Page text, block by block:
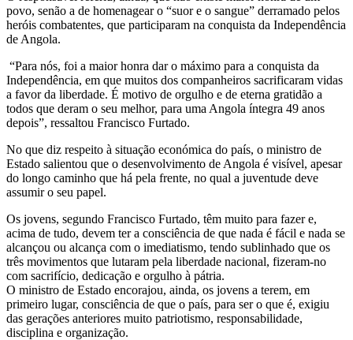
povo, senão a de homenagear o “suor e o sangue” derramado pelos
heróis combatentes, que participaram na conquista da Independência
de Angola.
“Para nós, foi a maior honra dar o máximo para a conquista da
Independência, em que muitos dos companheiros sacrificaram vidas
a favor da liberdade. É motivo de orgulho e de eterna gratidão a
todos que deram o seu melhor, para uma Angola íntegra 49 anos
depois”, ressaltou Francisco Furtado.
No que diz respeito à situação económica do país, o ministro de
Estado salientou que o desenvolvimento de Angola é visível, apesar
do longo caminho que há pela frente, no qual a juventude deve
assumir o seu papel.
Os jovens, segundo Francisco Furtado, têm muito para fazer e,
acima de tudo, devem ter a consciência de que nada é fácil e nada se
alcançou ou alcança com o imediatismo, tendo sublinhado que os
três movimentos que lutaram pela liberdade nacional, fizeram-no
com sacrifício, dedicação e orgulho à pátria.
O ministro de Estado encorajou, ainda, os jovens a terem, em
primeiro lugar, consciência de que o país, para ser o que é, exigiu
das gerações anteriores muito patriotismo, responsabilidade,
disciplina e organização.